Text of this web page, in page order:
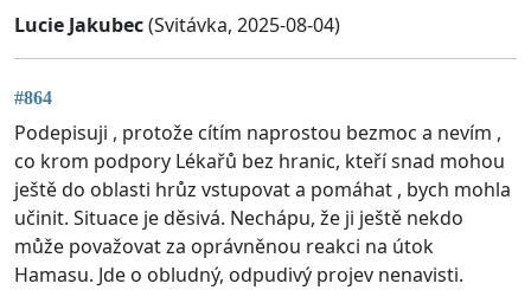
Lucie Jakubec(Svitávka, 2025-08-04)
#864
Podepisuji , protože cítím naprostou bezmoc a nevím ,
co krom podpory Lékařů bez hranic, kteří snad mohou
ještě do oblasti hrůz vstupovat a pomáhat , bych mohla
učinit. Situace je děsivá. Nechápu, že ji ještě nekdo
může považovat za oprávněnou reakci na útok
Hamasu. Jde o obludný, odpudivý projev nenavisti.